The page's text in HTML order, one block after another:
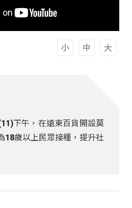
下午，在遠東百貨開設莫
18歲以上民眾接種，提升社